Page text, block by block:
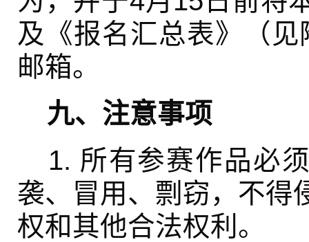
及《报名汇总表》（
邮箱。
九、注意事项
1. 所有参赛作品必
袭、冒用、剽窃，不得
权和其他合法权利。